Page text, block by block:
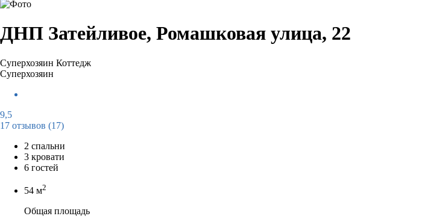
ДНП Затейливое, Ромашковая улица, 22
Суперхозяин Коттедж
Суперхозяин
9,5
17 отзывов (17)
2 спальни
3 кровати
6 гостей
54 м2
Общая площадь